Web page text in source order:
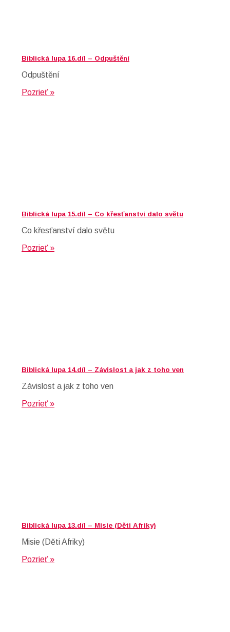
Biblická lupa 16.díl – Odpuštění
Odpuštění
Pozrieť »
Biblická lupa 15.díl – Co křesťanství dalo světu
Co křesťanství dalo světu
Pozrieť »
Biblická lupa 14.díl – Závislost a jak z toho ven
Závislost a jak z toho ven
Pozrieť »
Biblická lupa 13.díl – Misie (Děti Afriky)
Misie (Děti Afriky)
Pozrieť »